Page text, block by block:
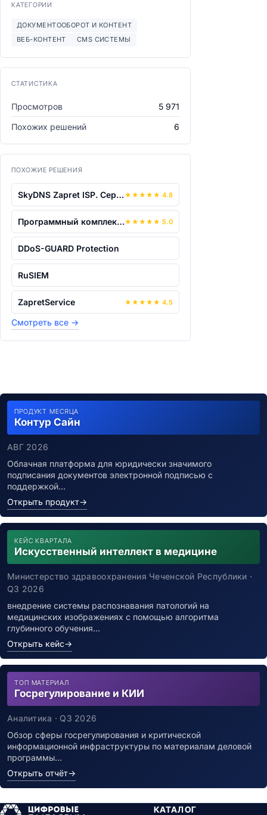
КАТЕГОРИИ
ДОКУМЕНТООБОРОТ И КОНТЕНТ
ВЕБ-КОНТЕНТ
CMS СИСТЕМЫ
СТАТИСТИКА
Просмотров
5 971
Похожих решений
6
ПОХОЖИЕ РЕШЕНИЯ
SkyDNS Zapret ISP. Сервер фильтрации п...★ ★ ★ ★ ★ 4.8
Программный комплекс "Фогард"★ ★ ★ ★ ★ 5.0
DDoS-GUARD Protection
RuSIEM
ZapretService ★ ★ ★ ★ ★ 4.5
Смотреть все →
ПРОДУКТ МЕСЯЦА
Контур Сайн
АВГ 2026
Облачная платформа для юридически значимого
подписания документов электронной подписью с
поддержкой…
Открыть продукт→
КЕЙС КВАРТАЛА
Искусственный интеллект в медицине
Министерство здравоохранения Чеченской Республики ·
Q3 2026
внедрение системы распознавания патологий на
медицинских изображениях с помощью алгоритма
глубинного обучения…
Открыть кейс→
ТОП МАТЕРИАЛ
Госрегулирование и КИИ
Аналитика · Q3 2026
Обзор сферы госрегулирования и критической
информационной инфраструктуры по материалам деловой
программы…
Открыть отчёт→
КАТАЛОГ